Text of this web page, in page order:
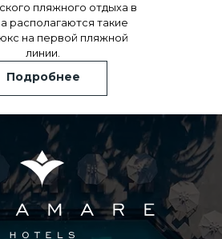
пляжного отдыха в
располагаются такие
на первой пляжной
линии.
Подробнее